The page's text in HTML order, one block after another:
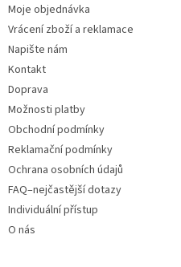
Moje objednávka
Vrácení zboží a reklamace
Napište nám
Kontakt
Doprava
Možnosti platby
Obchodní podmínky
Reklamační podmínky
Ochrana osobních údajů
FAQ–nejčastější dotazy
Individuální přístup
O nás